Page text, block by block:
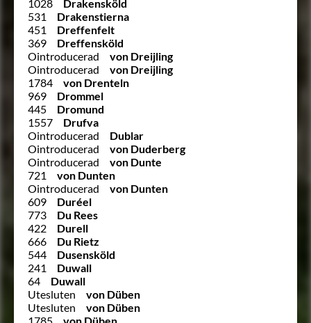
1028
Drakensköld
531
Drakenstierna
451
Dreffenfelt
369
Dreffensköld
Ointroducerad
von Dreijling
Ointroducerad
von Dreijling
1784
von Drenteln
969
Drommel
445
Dromund
1557
Drufva
Ointroducerad
Dublar
Ointroducerad
von Duderberg
Ointroducerad
von Dunte
721
von Dunten
Ointroducerad
von Dunten
609
Duréel
773
Du Rees
422
Durell
666
Du Rietz
544
Dusensköld
241
Duwall
64
Duwall
Utesluten
von Düben
Utesluten
von Düben